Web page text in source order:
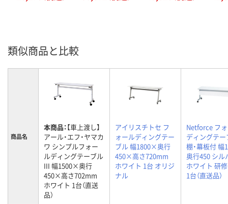
類似商品と比較
商品名
本商品：【車上渡し】
アール・エフ・ヤマカ
ワ シンプルフォー
ルディングテーブル
III 幅1500×奥行
450×高さ702mm
ホワイト 1台（直送
品）
アイリスチトセ フ
ォールディングテー
ブル 幅1800×奥行
450×高さ720mm
ホワイト 1台 オリジ
ナル
Netforce フ
ディングテー
棚・幕板付
奥行450 シ
ホワイト 研
1台（直送品）